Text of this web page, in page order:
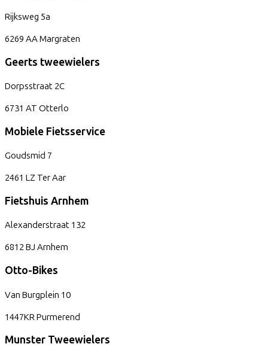
Rijksweg 5a
6269 AAMargraten
Geerts tweewielers
Dorpsstraat 2C
6731 AT Otterlo
Mobiele Fietsservice
Goudsmid 7
2461 LZ Ter Aar
Fietshuis Arnhem
Alexanderstraat 132
6812 BJ Arnhem
Otto-Bikes
Van Burgplein 10
1447KR Purmerend
Munster Tweewielers